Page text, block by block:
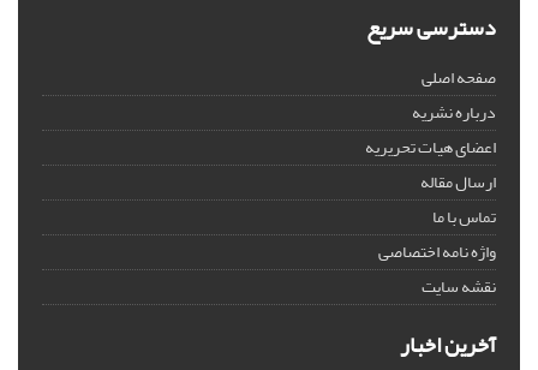
دسترسی سریع
صفحه اصلی
درباره نشریه
اعضای هیات تحریریه
ارسال مقاله
تماس با ما
واژه نامه اختصاصی
نقشه سایت
آخرین اخبار